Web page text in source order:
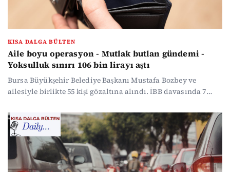
KISA DALGA BÜLTEN
Aile boyu operasyon - Mutlak butlan gündemi -
Yoksulluk sınırı 106 bin lirayı aştı
Bursa Büyükşehir Belediye Başkanı Mustafa Bozbey ve
ailesiyle birlikte 55 kişi gözaltına alındı. İBB davasında 7
106 bin lirayı aştı. TÜİK'e göre işsizlik arttı. Haber
yoğunluğunda kaybolmak istemeyenler için gündemin öne
çıkan başlıklarını özetledik...